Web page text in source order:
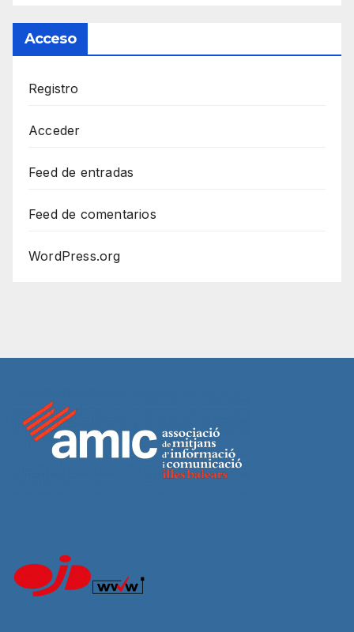
Acceso
Registro
Acceder
Feed de entradas
Feed de comentarios
WordPress.org